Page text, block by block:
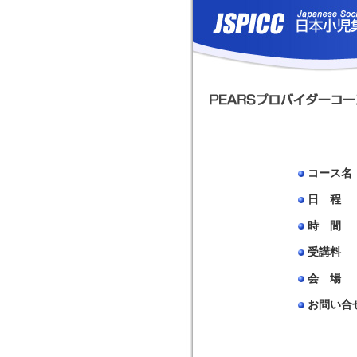
コース名
日 程
時 間
受講料
会 場
お問い合